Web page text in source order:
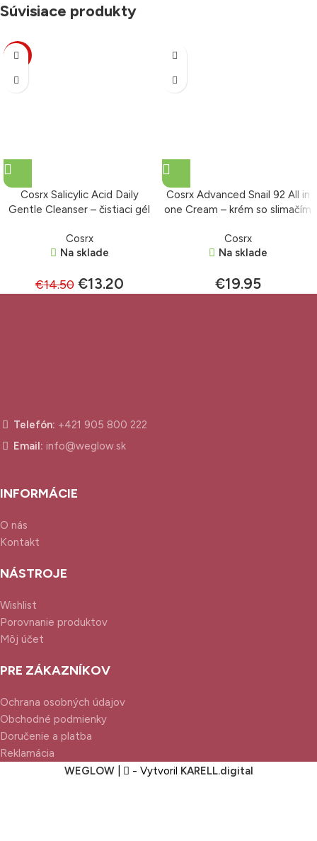
Súvisiace produkty
-9%
Cosrx Salicylic Acid Daily
Gentle Cleanser – čistiaci gél
Cosrx
Na sklade
€14.50 €13.20
Cosrx Advanced Snail 92 All in
one Cream – krém so slimačím
Cosrx
Na sklade
€19.95
Telefón: +421 905 800 222
Email: info@weglow.sk
INFORMÁCIE
O nás
Kontakt
NÁSTROJE
Wishlist
Porovnanie produktov
Môj účet
PRE ZÁKAZNÍKOV
Ochrana osobných údajov
Obchodné podmienky
Doručenie a platba
Reklamácia
WEGLOW| - Vytvoril KARELL.digital